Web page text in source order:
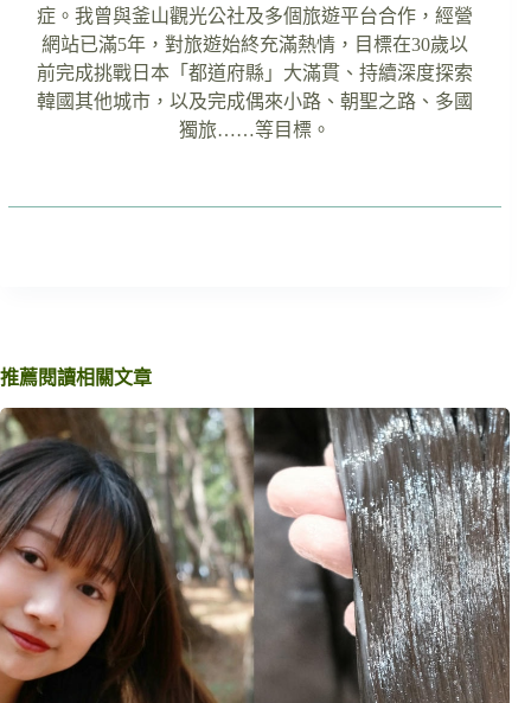
症。我曾與釜山觀光公社及多個旅遊平台合作，經營
網站已滿5年，對旅遊始終充滿熱情，目標在30歲以
前完成挑戰日本「都道府縣」大滿貫、持續深度探索
韓國其他城市，以及完成偶來小路、朝聖之路、多國
獨旅……等目標。
推薦閱讀相關文章